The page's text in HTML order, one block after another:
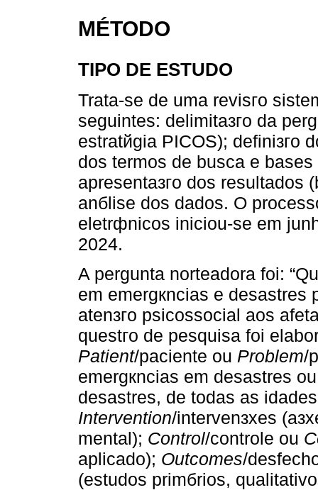
MÉTODO
TIPO DE ESTUDO
Trata-se de uma revisгo
seguintes: delimitaзгo da
estratйgia PICOS); definiзгo
dos termos de busca e
apresentaзгo dos resultados
anбlise dos dados. O
eletrфnicos iniciou-se em
2024.
A pergunta norteadora foi:
em emergкncias e desastres
atenзгo psicossocial aos
questгo de pesquisa foi
Patient/paciente ou Problem/
emergкncias em desastres
desastres, de todas as
Intervention/intervenзхes
mental); Control/controle ou
aplicado); Outcomes/
(estudos primбrios,